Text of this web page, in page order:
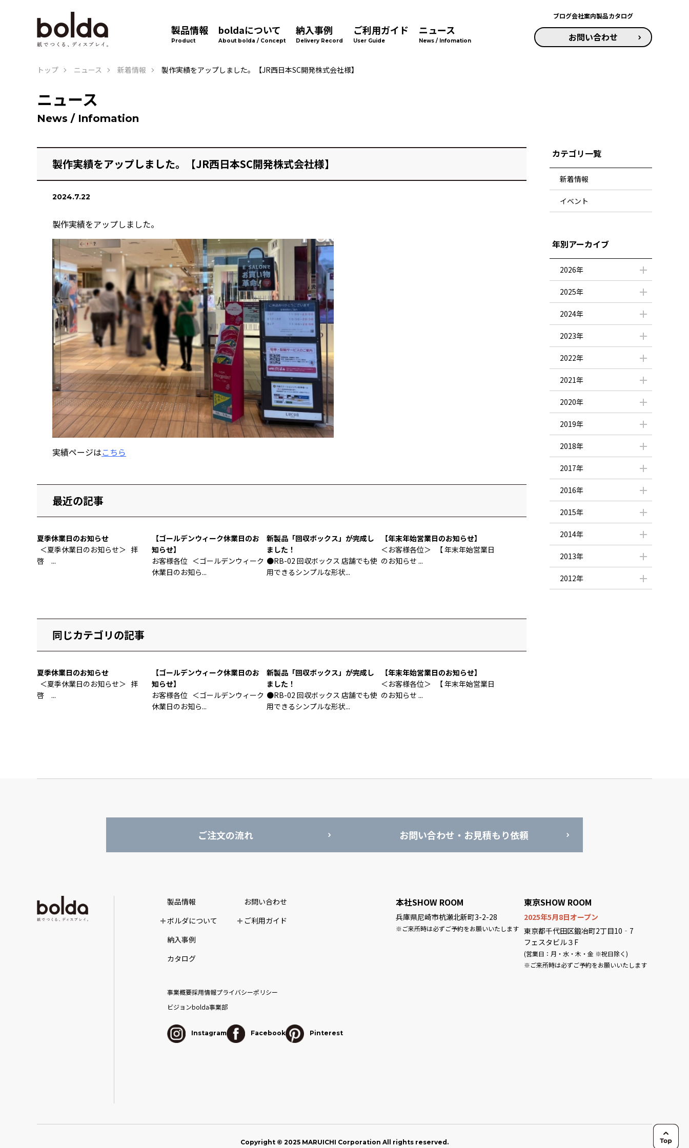
製品情報
Product
boldaについて
About bolda / Concept
納入事例
Delivery Record
ご利用ガイド
User Guide
ニュース
News / Infomation
ブログ会社案内製品カタログ
お問い合わせ
トップ ニュース 新着情報 製作実績をアップしました。【JR西日本SC開発株式会社様】
ニュース
News / Infomation
製作実績をアップしました。【JR西日本SC開発株式会社様】
2024.7.22
製作実績をアップしました。
実績ページはこちら
最近の記事
夏季休業日のお知らせ
＜夏季休業日のお知らせ＞ 拝
啓 ...
【ゴールデンウィーク休業日のお
知らせ】
お客様各位 ＜ゴールデンウィーク
休業日のお知ら...
新製品「回収ボックス」が完成し
ました！
●RB-02 回収ボックス 店舗でも使
用できるシンプルな形状...
【年末年始営業日のお知らせ】
＜お客様各位＞ 【 年末年始営業日
のお知らせ ...
同じカテゴリの記事
夏季休業日のお知らせ
＜夏季休業日のお知らせ＞ 拝
啓 ...
【ゴールデンウィーク休業日のお
知らせ】
お客様各位 ＜ゴールデンウィーク
休業日のお知ら...
新製品「回収ボックス」が完成し
ました！
●RB-02 回収ボックス 店舗でも使
用できるシンプルな形状...
【年末年始営業日のお知らせ】
＜お客様各位＞ 【 年末年始営業日
のお知らせ ...
カテゴリ一覧
新着情報
イベント
年別アーカイブ
2026年
2025年
2024年
2023年
2022年
2021年
2020年
2019年
2018年
2017年
2016年
2015年
2014年
2013年
2012年
ご注文の流れ お問い合わせ・お見積もり依頼
製品情報
ボルダについて
納入事例
カタログ
お問い合わせ
ご利用ガイド
事業概要採用情報プライバシーポリシー
ビジョンbolda事業部
Instagram Facebook Pinterest
本社SHOW ROOM
兵庫県尼崎市杭瀬北新町3-2-28
※ご来所時は必ずご予約をお願いいたします
東京SHOW ROOM
2025年5月8日オープン
東京都千代田区鍛冶町2丁目10‐7
フェスタビル３F
(営業日：月・水・木・金 ※祝日除く)
※ご来所時は必ずご予約をお願いいたします
Copyright © 2025 MARUICHI Corporation All rights reserved.